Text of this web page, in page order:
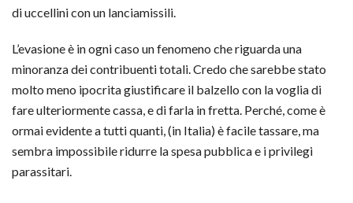
di uccellini con un lanciamissili.
L’evasione è in ogni caso un fenomeno che riguarda una
minoranza dei contribuenti totali. Credo che sarebbe stato
molto meno ipocrita giustificare il balzello con la voglia di
fare ulteriormente cassa, e di farla in fretta. Perché, come è
ormai evidente a tutti quanti, (in Italia) è facile tassare, ma
sembra impossibile ridurre la spesa pubblica e i privilegi
parassitari.